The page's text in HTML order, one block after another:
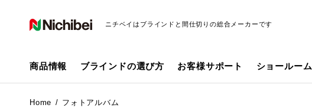
ニチベイはブラインドと間仕切りの総合メーカーです
商品情報 ブラインドの選び方 お客様サポート ショールーム
Home フォトアルバム